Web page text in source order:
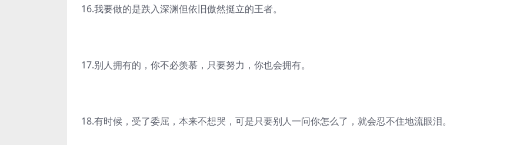
16.我要做的是跌入深渊但依旧傲然挺立的王者。
17.别人拥有的，你不必羡慕，只要努力，你也会拥有。
18.有时候，受了委屈，本来不想哭，可是只要别人一问你怎么了，就会忍不住地流眼泪。